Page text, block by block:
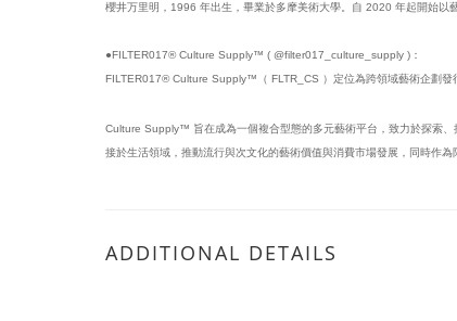
櫻井万里明，1996 年出生，畢業於多摩美術大學。自 2020 年起開始以
●FILTER017® Culture Supply™ ( @filter017_culture_supply )：
FILTER017® Culture Supply™（ FLTR_CS ）定位為跨領域藝術企劃發
Culture Supply™ 旨在成為一個複合型態的多元藝術平台，致力於探索
接於生活領域，推動流行與次文化的藝術價值與消費市場發展，同時作
ADDITIONAL DETAILS